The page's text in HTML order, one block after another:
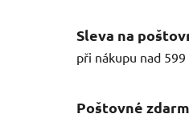
Sleva na
při nákupu nad 599
Poštovné